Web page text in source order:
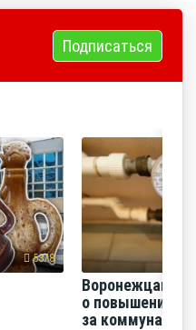
Подписаться
5378
Воронежцам
о повышении
за